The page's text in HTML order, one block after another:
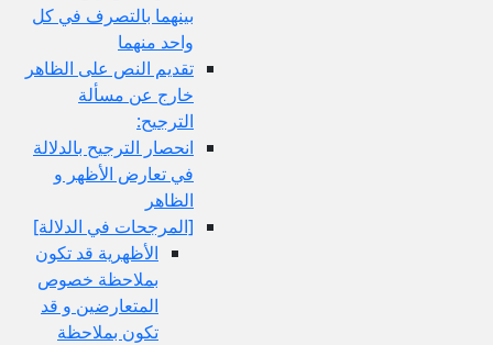
بينهما بالتصرف في كل
واحد منهما
تقديم النص على الظاهر
خارج عن مسألة
الترجيح:
انحصار الترجيح بالدلالة
في تعارض الأظهر و
الظاهر
[المرجحات في الدلالة]
الأظهرية قد تكون
بملاحظة خصوص
المتعارضين و قد
تكون بملاحظة